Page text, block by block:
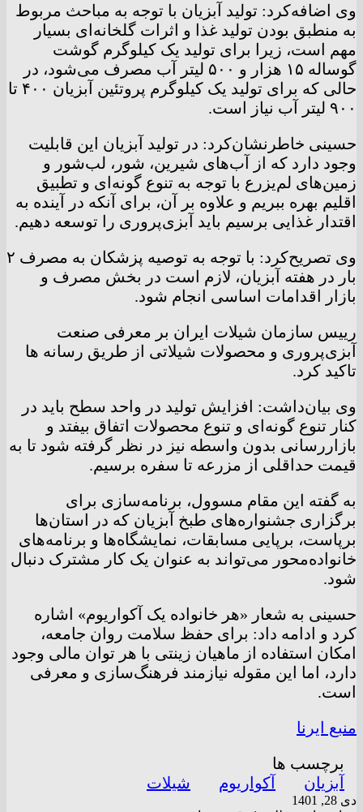
وی اضافه‌کرد: تولید آبزیان با توجه به مباحث مربوط
به منطبق بودن تولید غذا و اثرات گلخانه‌ای بسیار
مهم است، زیرا برای تولید یک کیلوگرم گوشت
گوساله ۱۵ هزار و ۵۰۰ لیتر آب مصرف می‌شود، در
حالی که برای تولید یک کیلوگرم پروتئین آبزیان ۴۰۰ تا
۹۰۰ لیتر آب نیاز است.
حسینی خاطرنشان‌کرد: در تولید آبزیان این قابلیت
وجود دارد که از آب‌های شیرین، شور، لب‌شور و
زمین‌های لم‌یزرع با توجه به تنوع گونه‌ای و تطبیق
اقلیم بهره ببریم و علاوه بر آن، برای آنکه در آینده به
اقتدار غذایی برسیم باید آبزی‌پروری را توسعه دهیم.
وی تصریح‌کرد: با توجه به توصیه پزشکان به مصرف ۲
بار در هفته آبزیان، لازم است در بخش مصرف و
بازار اقدامات اساسی انجام شود.
رییس سازمان شیلات ایران بر معرفی صنعت
آبزی‌پروری و محصولات شیلاتی از طریق رسانه ها
تاکید کرد.
وی بیان‌داشت: افزایش تولید در واحد سطح باید در
کنار تنوع گونه‌ای و تنوع محصولات اتفاق بیفتد و
بازاررسانی بدون واسطه نیز در نظر گرفته شود تا به
قیمت حداقلی از مزرعه تا سفره برسیم.
به گفته این مقام مسوول، برنامه‌سازی برای
برگزاری جشنواره‌های طبخ آبزیان که در استان‌ها
برپاست، برپایی مسابقات، نمایشگاه‌ها و برنامه‌های
خانواده‌محور می‌تواند به عنوان یک کار مشترک دنبال
شود.
حسینی به شعار «هر خانواده یک آکواریوم» اشاره
کرد و ادامه داد: برای حفظ سلامت روان جامعه،
امکان استفاده از ماهیان زینتی با هر توان مالی وجود
دارد، اما این مقوله نیازمند فرهنگ‌سازی و معرفی
است.
منبع ایرنا
برچسب ها
آبزیان
آکواریوم شیلات
دی 28, 1401